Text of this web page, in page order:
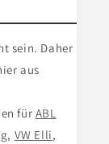
sein. Daher
aus
für ABL
, VW Elli,